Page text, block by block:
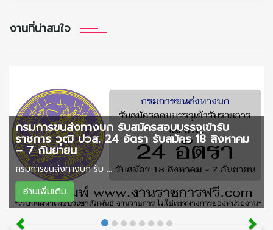
งานที่น่าสนใจ
กรมการขนส่งทางบก รับสมัครสอบบรรจุเข้ารับ
ราชการ วุฒิ ปวส. 24 อัตรา รับสมัคร 18 สิงหาคม
– 7 กันยายน
กรมการขนส่งทางบก รับ ...
อ่านเพิ่มเติม